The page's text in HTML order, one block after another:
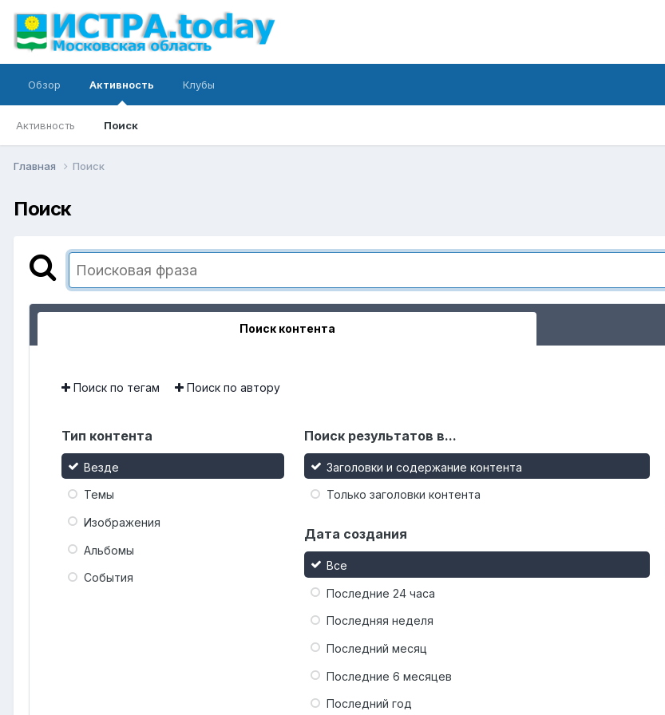
Обзор Активность
Активность Поиск
Клубы
Главная Поиск
Поиск
Поиск контента
Поиск по тегам Поиск по автору
Тип контента
Везде
Темы
Изображения
Альбомы
События
Поиск результатов в...
Заголовки и содержание контента
Только заголовки контента
Дата создания
Все
Последние 24 часа
Последняя неделя
Последний месяц
Последние 6 месяцев
Последний год